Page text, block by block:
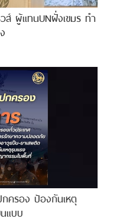
ผู้แทนUNฝั่งเขมร ทำ
ครอง ป้องกันเหตุ
แบบ